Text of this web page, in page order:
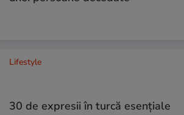
Lifestyle
30 de expresii în turcă esențiale